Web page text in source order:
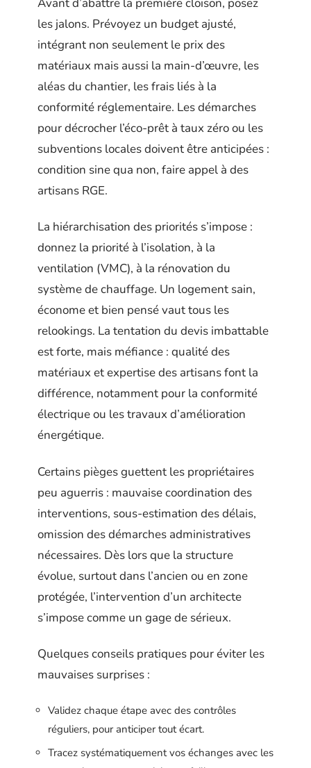
les jalons. Prévoyez un budget ajusté,
intégrant non seulement le prix des
matériaux mais aussi la main-d’œuvre, les
aléas du chantier, les frais liés à la
conformité réglementaire. Les démarches
pour décrocher l’éco-prêt à taux zéro ou les
subventions locales doivent être anticipées :
condition sine qua non, faire appel à des
artisans RGE.
La hiérarchisation des priorités s’impose :
donnez la priorité à l’isolation, à la
ventilation (VMC), à la rénovation du
système de chauffage. Un logement sain,
économe et bien pensé vaut tous les
relookings. La tentation du devis imbattable
est forte, mais méfiance : qualité des
matériaux et expertise des artisans font la
différence, notamment pour la conformité
électrique ou les travaux d’amélioration
énergétique.
Certains pièges guettent les propriétaires
peu aguerris : mauvaise coordination des
interventions, sous-estimation des délais,
omission des démarches administratives
nécessaires. Dès lors que la structure
évolue, surtout dans l’ancien ou en zone
protégée, l’intervention d’un architecte
s’impose comme un gage de sérieux.
Quelques conseils pratiques pour éviter les
mauvaises surprises :
Validez chaque étape avec des contrôles
réguliers, pour anticiper tout écart.
Tracez systématiquement vos échanges avec les